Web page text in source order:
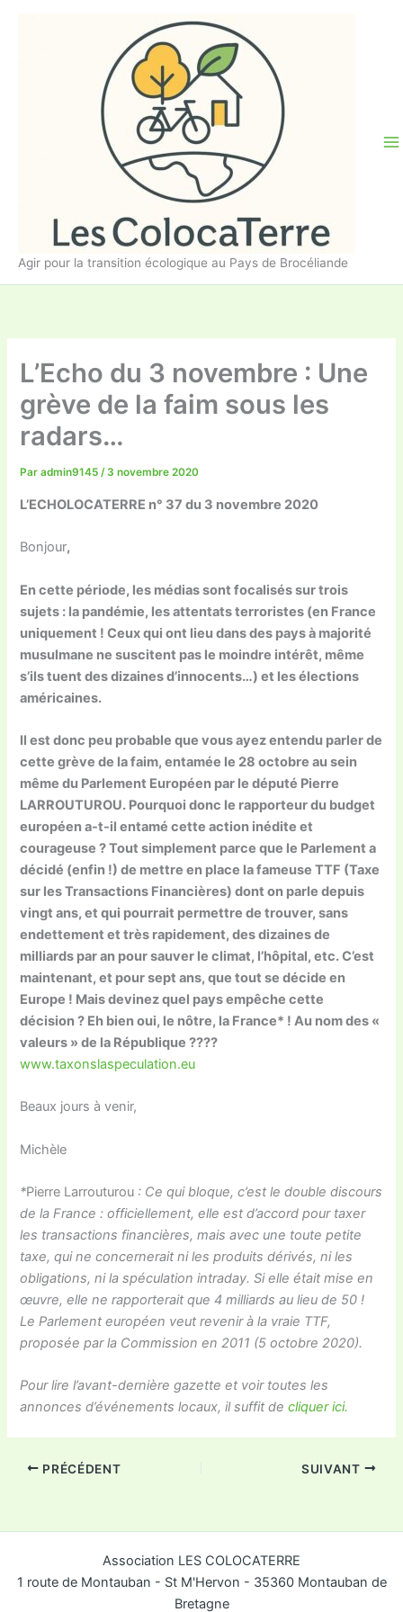
Agir pour la transition écologique au Pays de Brocéliande
L’Echo du 3 novembre : Une
grève de la faim sous les
radars…
Paradmin9145/ 3 novembre 2020
L’ECHOLOCATERRE n° 37 du 3 novembre 2020
Bonjour,
En cette période, les médias sont focalisés sur trois
sujets : la pandémie, les attentats terroristes (en France
uniquement ! Ceux qui ont lieu dans des pays à majorité
musulmane ne suscitent pas le moindre intérêt, même
s’ils tuent des dizaines d’innocents…) et les élections
américaines.
Il est donc peu probable que vous ayez entendu parler de
cette grève de la faim, entamée le 28 octobre au sein
même du Parlement Européen par le député Pierre
LARROUTUROU. Pourquoi donc le rapporteur du budget
européen a-t-il entamé cette action inédite et
courageuse ? Tout simplement parce que le Parlement a
décidé (enfin !) de mettre en place la fameuse TTF (Taxe
sur les Transactions Financières) dont on parle depuis
vingt ans, et qui pourrait permettre de trouver, sans
endettement et très rapidement, des dizaines de
milliards par an pour sauver le climat, l’hôpital, etc. C’est
maintenant, et pour sept ans, que tout se décide en
Europe ! Mais devinez quel pays empêche cette
décision ? Eh bien oui, le nôtre, la France* ! Au nom des «
valeurs » de la République ????
www.taxonslaspeculation.eu
Beaux jours à venir,
Michèle
*Pierre Larrouturou : Ce qui bloque, c’est le double discours
de la France : officiellement, elle est d’accord pour taxer
les transactions financières, mais avec une toute petite
taxe, qui ne concernerait ni les produits dérivés, ni les
obligations, ni la spéculation intraday. Si elle était mise en
œuvre, elle ne rapporterait que 4 milliards au lieu de 50 !
Le Parlement européen veut revenir à la vraie TTF,
proposée par la Commission en 2011 (5 octobre 2020).
Pour lire l’avant-dernière gazette et voir toutes les
annonces d’événements locaux, il suffit decliquer ici.
PRÉCÉDENT SUIVANT
Association LES COLOCATERRE
1 route de Montauban - St M'Hervon - 35360 Montauban de
Bretagne